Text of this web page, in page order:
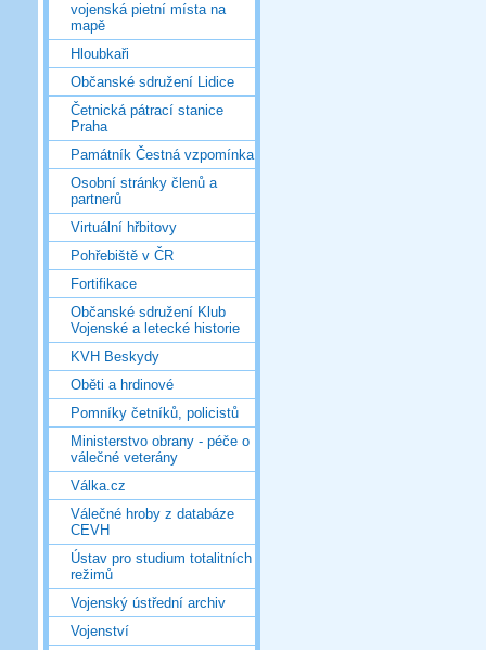
vojenská pietní místa na
mapě
Hloubkaři
Občanské sdružení Lidice
Četnická pátrací stanice
Praha
Památník Čestná vzpomínka
Osobní stránky členů a
partnerů
Virtuální hřbitovy
Pohřebiště v ČR
Fortifikace
Občanské sdružení Klub
Vojenské a letecké historie
KVH Beskydy
Oběti a hrdinové
Pomníky četníků, policistů
Ministerstvo obrany - péče o
válečné veterány
Válka.cz
Válečné hroby z databáze
CEVH
Ústav pro studium totalitních
režimů
Vojenský ústřední archiv
Vojenství